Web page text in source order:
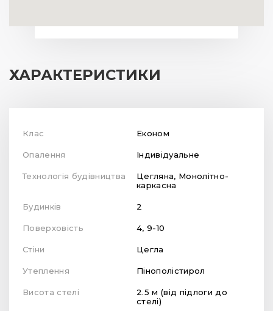
ХАРАКТЕРИСТИКИ
Клас Економ
Опалення Індивідуальне
Технологія будівництва
Цегляна, Монолітно-
каркасна
Будинків 2
Поверховість 4, 9-10
Стіни Цегла
Утеплення Пінополістирол
Висота стелі
2.5 м (від підлоги до
стелі)